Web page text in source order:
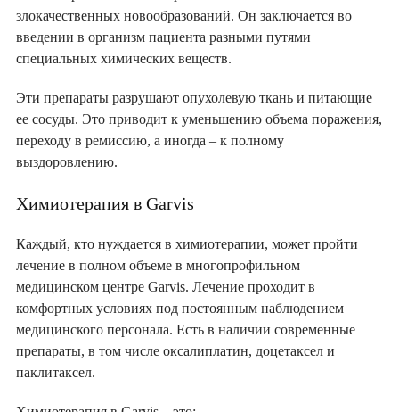
злокачественных новообразований. Он заключается во
введении в организм пациента разными путями
специальных химических веществ.
Эти препараты разрушают опухолевую ткань и питающие
ее сосуды. Это приводит к уменьшению объема поражения,
переходу в ремиссию, а иногда – к полному
выздоровлению.
Химиотерапия в Garvis
Каждый, кто нуждается в химиотерапии, может пройти
лечение в полном объеме в многопрофильном
медицинском центре Garvis. Лечение проходит в
комфортных условиях под постоянным наблюдением
медицинского персонала. Есть в наличии современные
препараты, в том числе оксалиплатин, доцетаксел и
паклитаксел.